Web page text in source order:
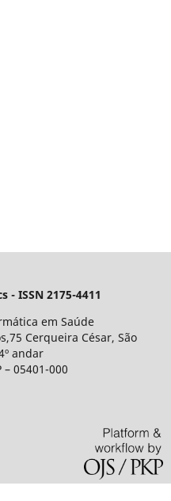
ISSN 2175-4411
em Saúde
Cerqueira César, São
andar
– 05401-000